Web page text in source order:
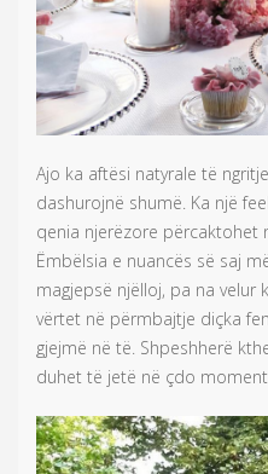
Ajo ka aftësi natyrale të
dashurojnë shumë. Ka një
qenia njerëzore përcaktohet
Ëmbëlsia e nuancës së saj
magjepsë njëlloj, pa na velur
vërtet në përmbajtje diçka
gjejmë në të. Shpeshherë
duhet të jetë në çdo